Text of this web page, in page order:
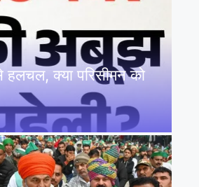
हलचल, क्या परिसीमन को